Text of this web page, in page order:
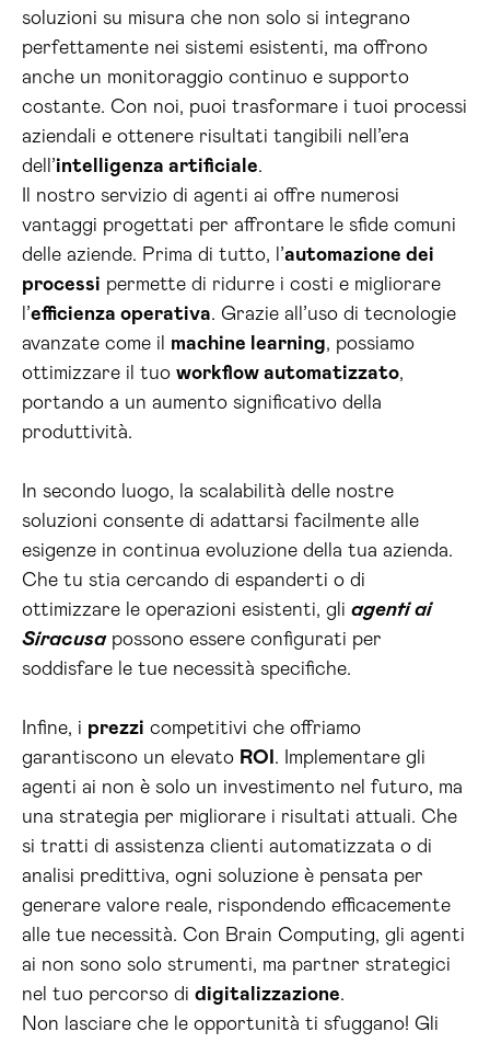
soluzioni su misura che non solo si integrano
perfettamente nei sistemi esistenti, ma offrono
anche un monitoraggio continuo e supporto
costante. Con noi, puoi trasformare i tuoi processi
aziendali e ottenere risultati tangibili nell’era
dell’intelligenza artificiale.
Il nostro servizio di agenti ai offre numerosi
vantaggi progettati per affrontare le sfide comuni
delle aziende. Prima di tutto, l’automazione dei
processi permette di ridurre i costi e migliorare
l’efficienza operativa. Grazie all’uso di tecnologie
avanzate come il machine learning, possiamo
ottimizzare il tuo workflow automatizzato,
portando a un aumento significativo della
produttività.
In secondo luogo, la scalabilità delle nostre
soluzioni consente di adattarsi facilmente alle
esigenze in continua evoluzione della tua azienda.
Che tu stia cercando di espanderti o di
ottimizzare le operazioni esistenti, gli agenti ai
Siracusapossono essere configurati per
soddisfare le tue necessità specifiche.
Infine, i prezzi competitivi che offriamo
garantiscono un elevato ROI . Implementare gli
agenti ai non è solo un investimento nel futuro, ma
una strategia per migliorare i risultati attuali. Che
si tratti di assistenza clienti automatizzata o di
analisi predittiva, ogni soluzione è pensata per
generare valore reale, rispondendo efficacemente
alle tue necessità. Con Brain Computing, gli agenti
ai non sono solo strumenti, ma partner strategici
nel tuo percorso di digitalizzazione.
Non lasciare che le opportunità ti sfuggano! Gli